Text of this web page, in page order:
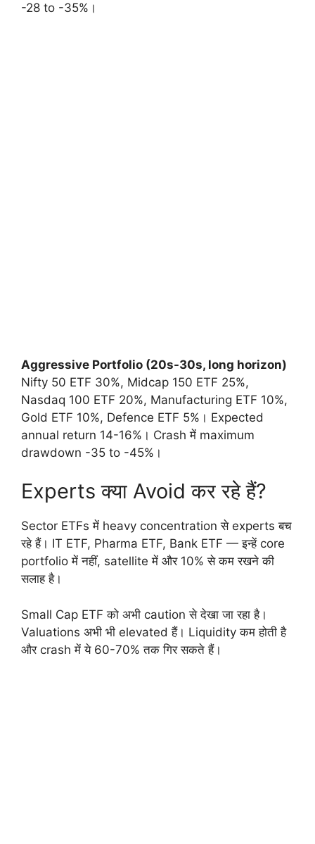
-28 to -35%।
Aggressive Portfolio (20s-30s, long horizon)
Nifty 50 ETF 30%, Midcap 150 ETF 25%,
Nasdaq 100 ETF 20%, Manufacturing ETF 10%,
Gold ETF 10%, Defence ETF 5%। Expected
annual return 14-16%। Crash में maximum
drawdown -35 to -45%।
Experts क्या Avoid कर रहे हैं?
Sector ETFs में heavy concentration से experts बच
रहे हैं। IT ETF, Pharma ETF, Bank ETF — इन्हें core
portfolio में नहीं, satellite में और 10% से कम रखने की
सलाह है।
Small Cap ETF को अभी caution से देखा जा रहा है।
Valuations अभी भी elevated हैं। Liquidity कम होती है
और crash में ये 60-70% तक गिर सकते हैं।